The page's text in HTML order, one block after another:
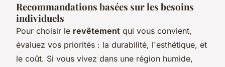
Recommandations basées sur les besoins
individuels
Pour choisir le revêtement qui vous convient,
évaluez vos priorités : la durabilité, l'esthétique, et
le coût. Si vous vivez dans une région humide,